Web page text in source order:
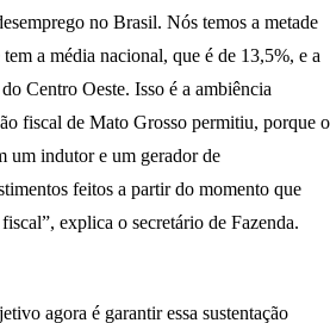
no Brasil. Nós temos a metade
a média nacional, que é de 13,5%, e a
Centro Oeste. Isso é a ambiência
fiscal de Mato Grosso permitiu, porque o
um indutor e um gerador de
feitos a partir do momento que
explica o secretário de Fazenda.
agora é garantir essa sustentação